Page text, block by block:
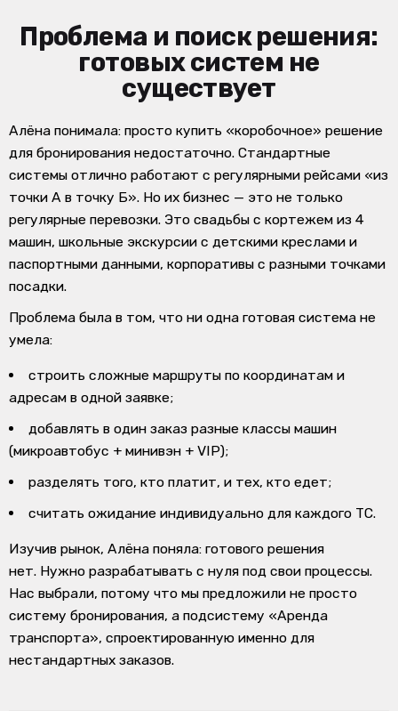
Проблема и поиск решения:
готовых систем не
существует
Алёна понимала: просто купить «коробочное» решение
для бронирования недостаточно. Стандартные
системы отлично работают с регулярными рейсами «из
точки А в точку Б». Но их бизнес — это не только
регулярные перевозки. Это свадьбы с кортежем из 4
машин, школьные экскурсии с детскими креслами и
паспортными данными, корпоративы с разными точками
посадки.
Проблема была в том, что ни одна готовая система не
умела:
строить сложные маршруты по координатам и
адресам в одной заявке;
добавлять в один заказ разные классы машин
(микроавтобус + минивэн + VIP);
разделять того, кто платит, и тех, кто едет;
считать ожидание индивидуально для каждого ТС.
Изучив рынок, Алёна поняла: готового решения
нет. Нужно разрабатывать с нуля под свои процессы.
Нас выбрали, потому что мы предложили не просто
систему бронирования, а подсистему «Аренда
транспорта», спроектированную именно для
нестандартных заказов.